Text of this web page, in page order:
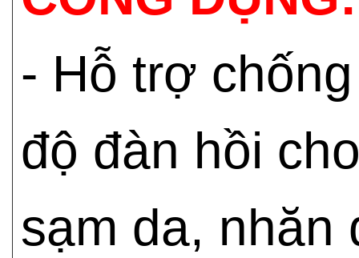
- Hỗ trợ
độ đàn hồi
sạm da, nhăn